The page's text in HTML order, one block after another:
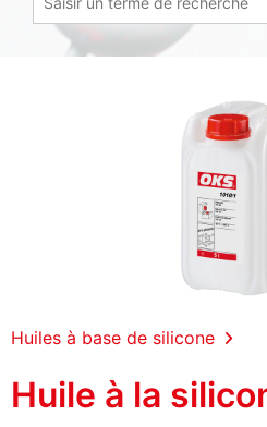
Huiles à base de silicone
Huile à la